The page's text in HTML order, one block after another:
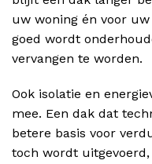
uw woning én voor
goed wordt
vervangen te worden.
Ook isolatie en
mee. Een dak dat
betere basis voor
toch wordt